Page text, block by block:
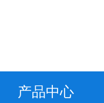
产品中心